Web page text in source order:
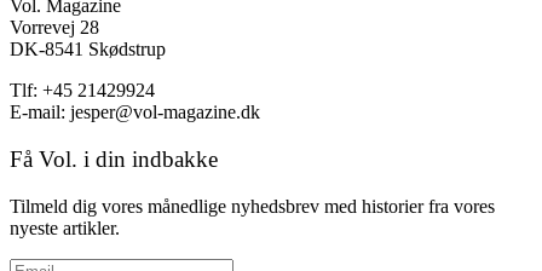
Vol. Magazine
Vorrevej 28
DK-8541 Skødstrup
Tlf: +45 21429924
E-mail: jesper@vol-magazine.dk
Få Vol. i din indbakke
Tilmeld dig vores månedlige nyhedsbrev med historier fra vores
nyeste artikler.